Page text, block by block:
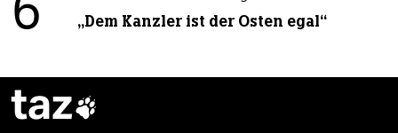
6 „Dem Kanzler ist der Osten egal“
taz